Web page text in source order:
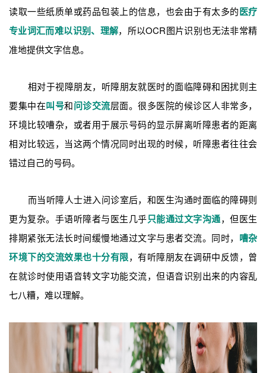
读取一些纸质单或药品包装上的信息，也会由于有太多的医疗
专业词汇而难以识别、理解，所以OCR图片识别也无法非常精
准地提供文字信息。
相对于视障朋友，听障朋友就医时的面临障碍和困扰则主
要集中在叫号和问诊交流层面。很多医院的候诊区人非常多，
环境比较嘈杂，或者用于展示号码的显示屏离听障患者的距离
相对比较远，当这两个情况同时出现的时候，听障患者往往会
错过自己的号码。
而当听障人士进入问诊室后，和医生沟通时面临的障碍则
更为复杂。手语听障者与医生几乎只能通过文字沟通，但医生
排期紧张无法长时间缓慢地通过文字与患者交流。同时， 嘈杂
环境下的交流效果也十分有限，有听障朋友在调研中反馈，曾
在就诊时使用语音转文字功能交流，但语音识别出来的内容乱
七八糟，难以理解。